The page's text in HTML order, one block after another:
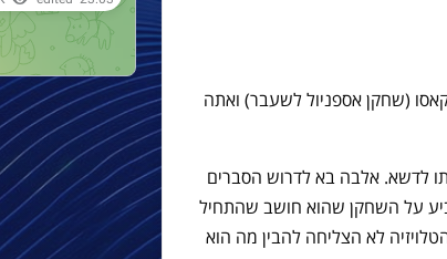
(שחקן אספניול לשעבר) ואתה
לדשא. אלבה בא לדרוש הסברים
על השחקן שהוא חושב שהתחיל
לא הצליחה להבין מה הוא